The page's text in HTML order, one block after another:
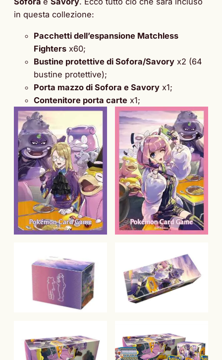
in questa collezione:
Pacchetti dell’espansione Matchless
Fighters x60;
Bustine protettive di Sofora/Savory x2 (64
bustine protettive);
Porta mazzo di Sofora e Savory x1;
Contenitore porta carte x1;